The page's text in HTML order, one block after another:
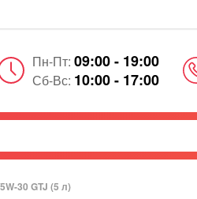
Пн-Пт: 09:00 - 19:00
Сб-Вс: 10:00 - 17:00
30 GTJ (5 л)